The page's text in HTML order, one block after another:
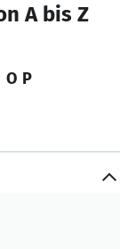
A bis Z
O P